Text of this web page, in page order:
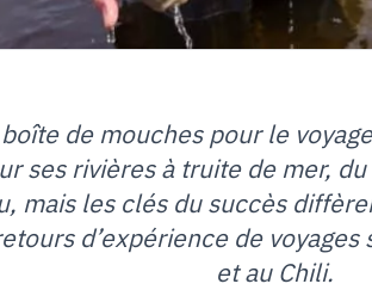
de mouches pour le
ses rivières à truite de mer,
mais les clés du succès
d’expérience de
et au Chili.